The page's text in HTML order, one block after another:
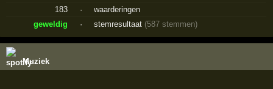
183
·
waarderingen
geweldig
· stemresultaat (587 stemmen)
Muziek